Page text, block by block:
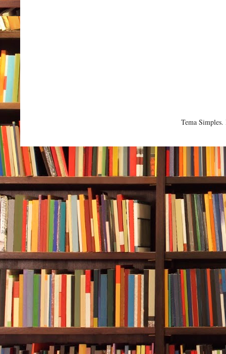
Tema